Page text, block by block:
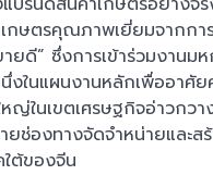
กษตรคุณภาพเยี่ยมจากกา
ยดี” ซึ่งการเข้าร่วมงานม
งในแผนงานหลักเพื่ออาศัย
ญ่ในเขตเศรษฐกิจอ่าวกว
ยช่องทางจัดจำหน่ายและส
ต้ของจีน